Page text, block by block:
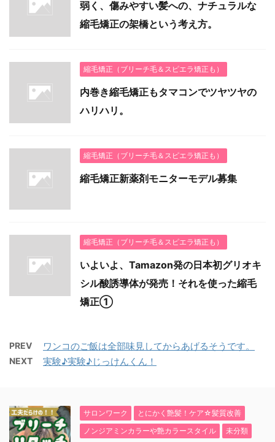
弱く、傷みやすい髪への、ナチュラルな
縮毛矯正の架橋という考え方。
縮毛矯正（ブリーチ毛＆スピエラ矯正も）
内巻き縮毛矯正もタマコンでツヤツヤの
ハリハリ。
縮毛矯正（ブリーチ毛＆スピエラ矯正も）
縮毛矯正新薬剤モニターモデル募集
縮毛矯正（ブリーチ毛＆スピエラ矯正も）
いよいよ、Tamazon発の日本初グリオキ
シル酸誘導体が発売！それを使った縮毛
矯正①
PREV ワンコのご飯は全部味見してからあげるそうです。
NEXT 実験♪実験♪じっけんくん！
サロンワーク
とにかく艶髪！ケア☆髪質改善
ノンジアミンカラーや艶カラースタイル
未分類